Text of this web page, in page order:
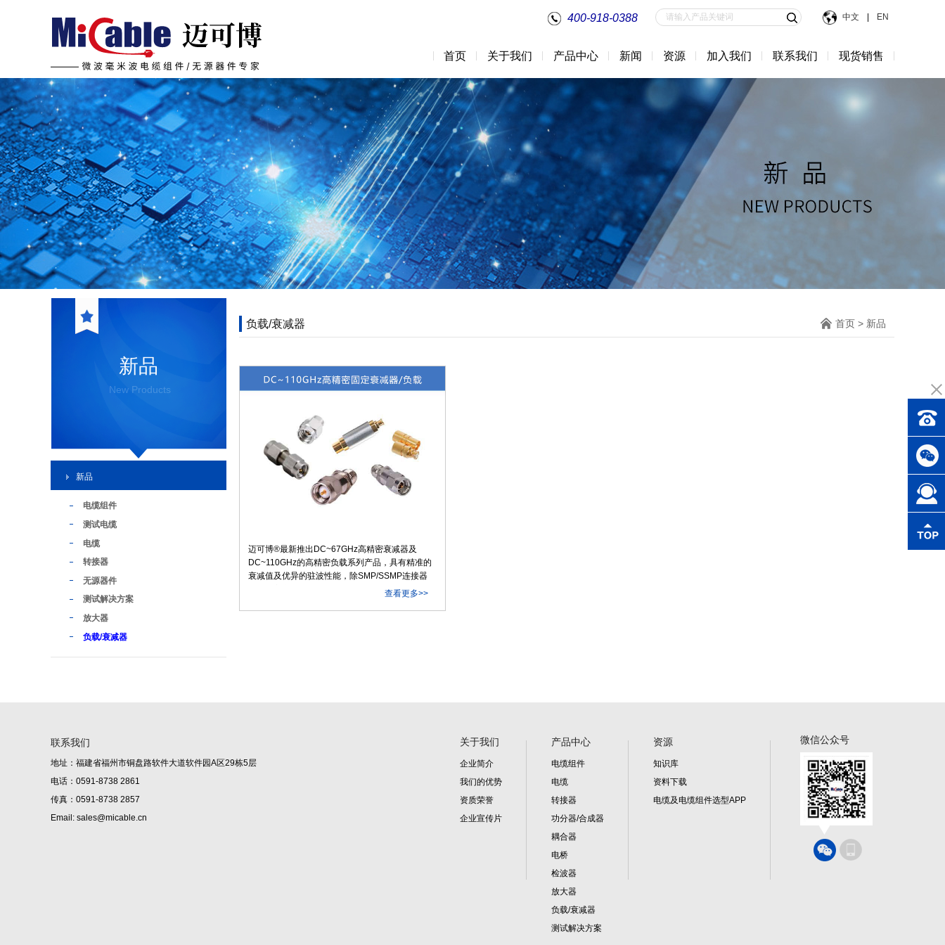
中文 EN
400-918-0388
首页 关于我们 产品中心 新闻 资源 加入我们 联系我们 现货销售
新品
New Products
新品
电缆组件
测试电缆
电缆
转接器
无源器件
测试解决方案
放大器
负载/衰减器
负载/衰减器 首页 > 新品
迈可博®最新推出DC~67GHz高精密衰减器及
DC~110GHz的高精密负载系列产品，具有精准的
衰减值及优异的驻波性能，除SMP/SSMP连接器
外，其它产品均采用一体化的不锈钢壳体，具有超
查看更多>>
联系我们
地址：福建省福州市铜盘路软件大道软件园A区29栋5层
电话：0591-8738 2861
传真：0591-8738 2857
Email: sales@micable.cn
关于我们
企业简介
我们的优势
资质荣誉
企业宣传片
产品中心
电缆组件
电缆
转接器
功分器/合成器
耦合器
电桥
检波器
放大器
负载/衰减器
测试解决方案
资源
知识库
资料下载
电缆及电缆组件选型APP
微信公众号